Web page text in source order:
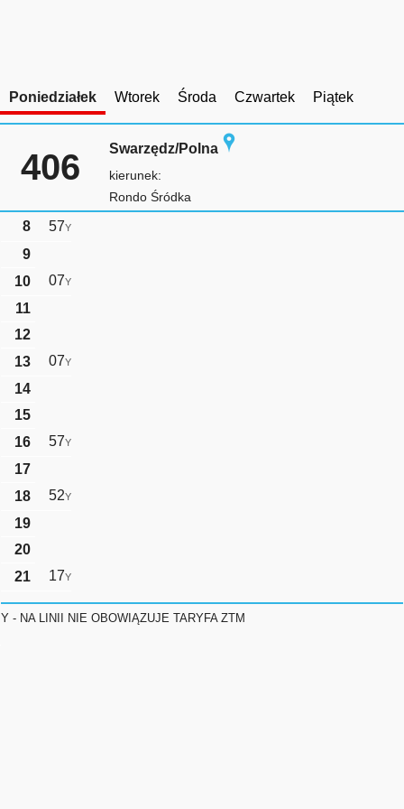
Poniedziałek Wtorek Środa Czwartek Piątek
406 Swarzędz/Polna
kierunek:
Rondo Śródka
8 57Y
9
10
07Y
11
12
13
07Y
14
15
16
57Y
17
18
52Y
19
20
21
17Y
Y - NA LINII NIE OBOWIĄZUJE TARYFA ZTM